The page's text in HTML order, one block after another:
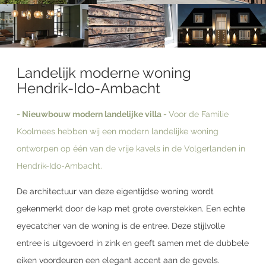
Landelijk moderne woning
Hendrik-Ido-Ambacht
- Nieuwbouw modern landelijke villa - Voor de Familie
Koolmees hebben wij een modern landelijke woning
ontworpen op één van de vrije kavels in de Volgerlanden in
Hendrik-Ido-Ambacht.
De architectuur van deze eigentijdse woning wordt
gekenmerkt door de kap met grote overstekken. Een echte
eyecatcher van de woning is de entree. Deze stijlvolle
entree is uitgevoerd in zink en geeft samen met de dubbele
eiken voordeuren een elegant accent aan de gevels.